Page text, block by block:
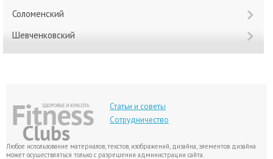
Соломенский
Шевченковский
Статьи и советы
Сотрудничество
Любое использование материалов, текстов, изображений, дизайна, элементов дизайна
может осуществляться только с разрешения администрации сайта.